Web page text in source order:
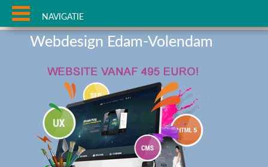
Webdesign Edam-Volendam
NAVIGATIE